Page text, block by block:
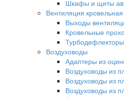
Шкафы и щиты
Вентиляция кровельная
Выходы
Кровельные
Турбодефлекторы
Воздуховоды
Адаптеры из
Воздуховоды из
Воздуховоды из
Воздуховоды из